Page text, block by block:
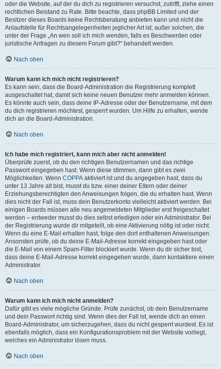
oder die Website, auf der du dich zu registrieren versuchst, zutrifft, ziehe einen
rechtlichen Beistand zu Rate. Bitte beachte, dass phpBB Limited und der
Besitzer dieses Boards keine Rechtsberatung anbieten kann und nicht die
Anlaufstelle für Rechtsangelegenheiten jeglicher Art ist; außer solchen, die
unter der Frage „An wen soll ich mich wenden, falls es Beschwerden oder
juristische Anfragen zu diesem Forum gibt?“ behandelt werden.
Nach oben
Warum kann ich mich nicht registrieren?
Es kann sein, dass die Board-Administration die Registrierung komplett
ausgeschaltet hat, damit sich keine neuen Benutzer mehr anmelden können.
Es könnte auch sein, dass deine IP-Adresse oder der Benutzername, mit dem
du dich registrieren möchtest, gesperrt wurden. Um Hilfe zu erhalten, wende
dich an die Board-Administration.
Nach oben
Ich habe mich registriert, kann mich aber nicht anmelden!
Überprüfe zuerst, ob du den richtigen Benutzernamen und das richtige
Passwort eingegeben hast. Wenn diese stimmen, dann gibt es zwei
Möglichkeiten. Wenn COPPA aktiviert ist und du angegeben hast, dass du
unter 13 Jahre alt bist, musst du bzw. einer deiner Eltern oder deiner
Erziehungsberechtigten den Anweisungen folgen, die du erhalten hast. Wenn
dies nicht der Fall ist, muss dein Benutzerkonto vielleicht aktiviert werden. Bei
einigen Boards müssen alle neu angemeldeten Mitglieder erst freigeschaltet
werden – entweder musst du dies selbst erledigen oder ein Administrator. Bei
der Registrierung wurde dir mitgeteilt, ob eine Aktivierung nötig ist oder nicht.
Wenn du eine E-Mail erhalten hast, folge den dort enthaltenen Anweisungen.
Ansonsten prüfe, ob du deine E-Mail-Adresse korrekt eingegeben hast oder
die E-Mail von einem Spam-Filter blockiert wurde. Wenn du dir sicher bist,
dass deine E-Mail-Adresse korrekt eingegeben wurde, dann kontaktiere einen
Administrator.
Nach oben
Warum kann ich mich nicht anmelden?
Dafür gibt es viele mögliche Gründe. Prüfe zunächst, ob dein Benutzername
und dein Passwort richtig sind. Wenn dies der Fall ist, wende dich an einen
Board-Administrator, um sicherzugehen, dass du nicht gesperrt wurdest. Es ist
ebenfalls möglich, dass ein Konfigurationsproblem mit der Website vorliegt,
welches ein Administrator lösen muss.
Nach oben